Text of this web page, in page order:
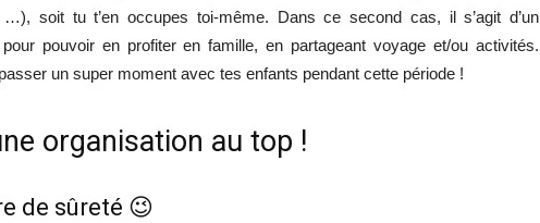
…), soit tu t’en occupes toi-même. Dans ce second cas, il s’agit d’un
pouvoir en profiter en famille, en partageant voyage et/ou activités.
un super moment avec tes enfants pendant cette période !
organisation au top !
de sûreté 😉